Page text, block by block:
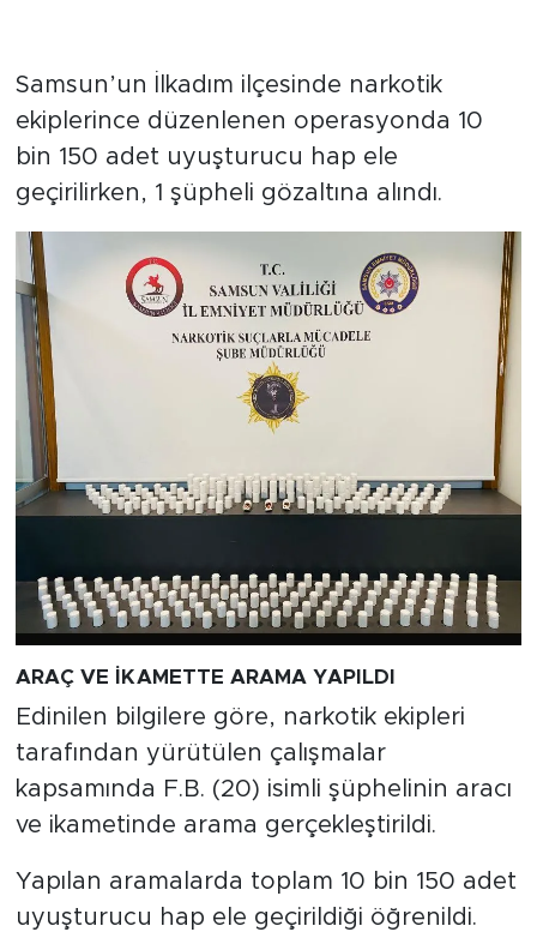
Samsun’un İlkadım ilçesinde narkotik
ekiplerince düzenlenen operasyonda 10
bin 150 adet uyuşturucu hap ele
geçirilirken, 1 şüpheli gözaltına alındı.
ARAÇ VE İKAMETTE ARAMA YAPILDI
Edinilen bilgilere göre, narkotik ekipleri
tarafından yürütülen çalışmalar
kapsamında F.B. (20) isimli şüphelinin aracı
ve ikametinde arama gerçekleştirildi.
Yapılan aramalarda toplam 10 bin 150 adet
uyuşturucu hap ele geçirildiği öğrenildi.